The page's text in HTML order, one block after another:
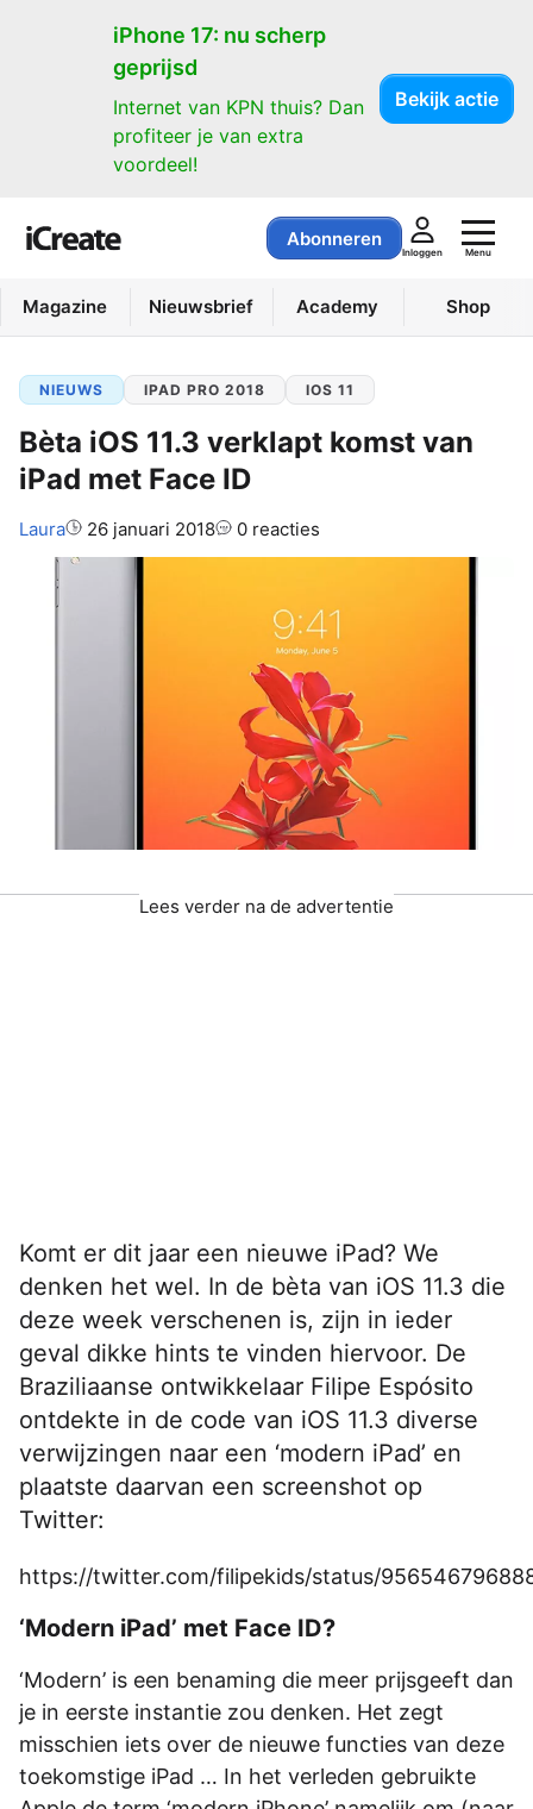
iPhone 17: nu scherp
geprijsd
Internet van KPN thuis? Dan
profiteer je van extra
voordeel!
Bekijk actie
Abonneren
Inloggen Menu
Magazine Nieuwsbrief Academy Shop
NIEUWS IPAD PRO 2018 IOS 11
Bèta iOS 11.3 verklapt komst van
iPad met Face ID
Auteur:
Laura 26 januari 2018 0 reacties
Lees verder na de advertentie
Komt er dit jaar een nieuwe iPad? We
denken het wel. In de bèta van iOS 11.3 die
deze week verschenen is, zijn in ieder
geval dikke hints te vinden hiervoor. De
Braziliaanse ontwikkelaar Filipe Espósito
ontdekte in de code van iOS 11.3 diverse
verwijzingen naar een ‘modern iPad’ en
plaatste daarvan een screenshot op
Twitter:
https://twitter.com/filipekids/status/
‘Modern iPad’ met Face ID?
‘Modern’ is een benaming die meer prijsgeeft dan
je in eerste instantie zou denken. Het zegt
misschien iets over de nieuwe functies van deze
toekomstige iPad … In het verleden gebruikte